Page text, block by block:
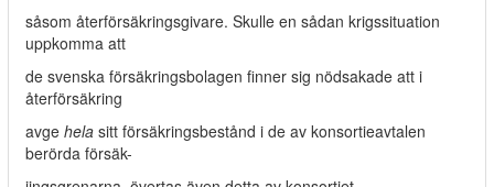
såsom återförsäkringsgivare. Skulle en sådan krigssituation
uppkomma att
de svenska försäkringsbolagen finner sig nödsakade att i
återförsäkring
avge hela sitt försäkringsbestånd i de av konsortieavtalen
berörda försäk-